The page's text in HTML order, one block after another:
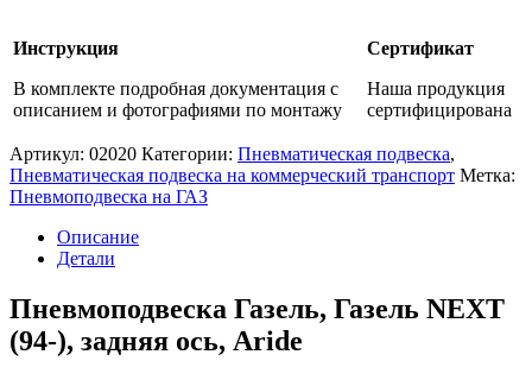
Инструкция
В комплекте подробная документация с
описанием и фотографиями по монтажу
Сертификат
Наша продукция
сертифицирована
Артикул: 02020 Категории: Пневматическая подвеска,
Пневматическая подвеска на коммерческий транспорт Метка:
Пневмоподвеска на ГАЗ
Описание
Детали
Пневмоподвеска Газель, Газель NEXT
(94-), задняя ось, Aride